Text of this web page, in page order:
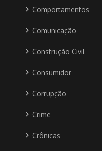
Comportamentos
Comunicação
Construção Civil
Consumidor
Corrupção
Crime
Crônicas